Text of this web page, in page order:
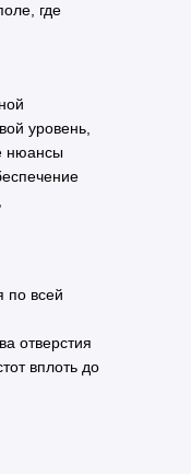
где
уровень,
нюансы
по всей
отверстия
вплоть до